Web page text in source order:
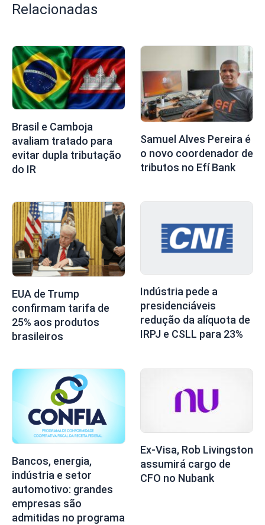
Relacionadas
Brasil e Camboja
avaliam tratado para
evitar dupla tributação
do IR
Samuel Alves Pereira é
o novo coordenador de
tributos no Efí Bank
EUA de Trump
confirmam tarifa de
25% aos produtos
brasileiros
Indústria pede a
presidenciáveis
redução da alíquota de
IRPJ e CSLL para 23%
Bancos, energia,
indústria e setor
automotivo: grandes
empresas são
admitidas no programa
Ex-Visa, Rob Livingston
assumirá cargo de
CFO no Nubank